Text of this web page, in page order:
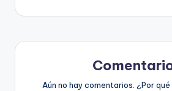
Aún no hay comentarios. ¿Por